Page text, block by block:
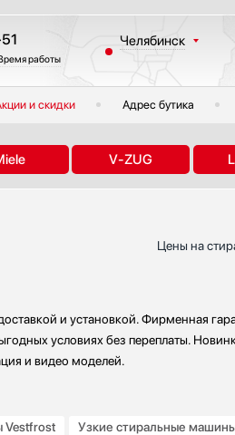
работы
Челябинск
Санкт-Петербург
Краснодар
Екатеринбург
Другие регионы
и скидки Адрес бутика
V-ZUG
Цены на
и установкой. Фирменная
условиях без переплаты.
и видео моделей.
Vestfrost
Узкие стиральные